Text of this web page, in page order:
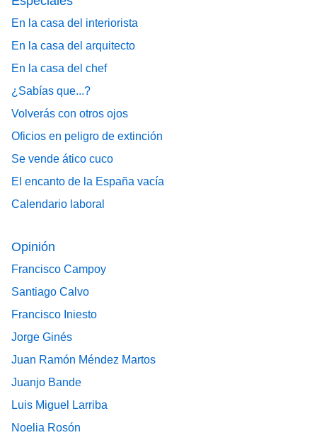
En la casa del interiorista
En la casa del arquitecto
En la casa del chef
¿Sabías que...?
Volverás con otros ojos
Oficios en peligro de extinción
Se vende ático cuco
El encanto de la España vacía
Calendario laboral
Opinión
Francisco Campoy
Santiago Calvo
Francisco Iniesto
Jorge Ginés
Juan Ramón Méndez Martos
Juanjo Bande
Luis Miguel Larriba
Noelia Rosón